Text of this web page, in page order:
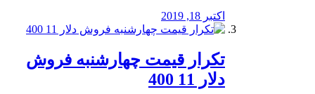
اکتبر 18, 2019
تکرار قیمت چهارشنبه فروش
دلار 11 400